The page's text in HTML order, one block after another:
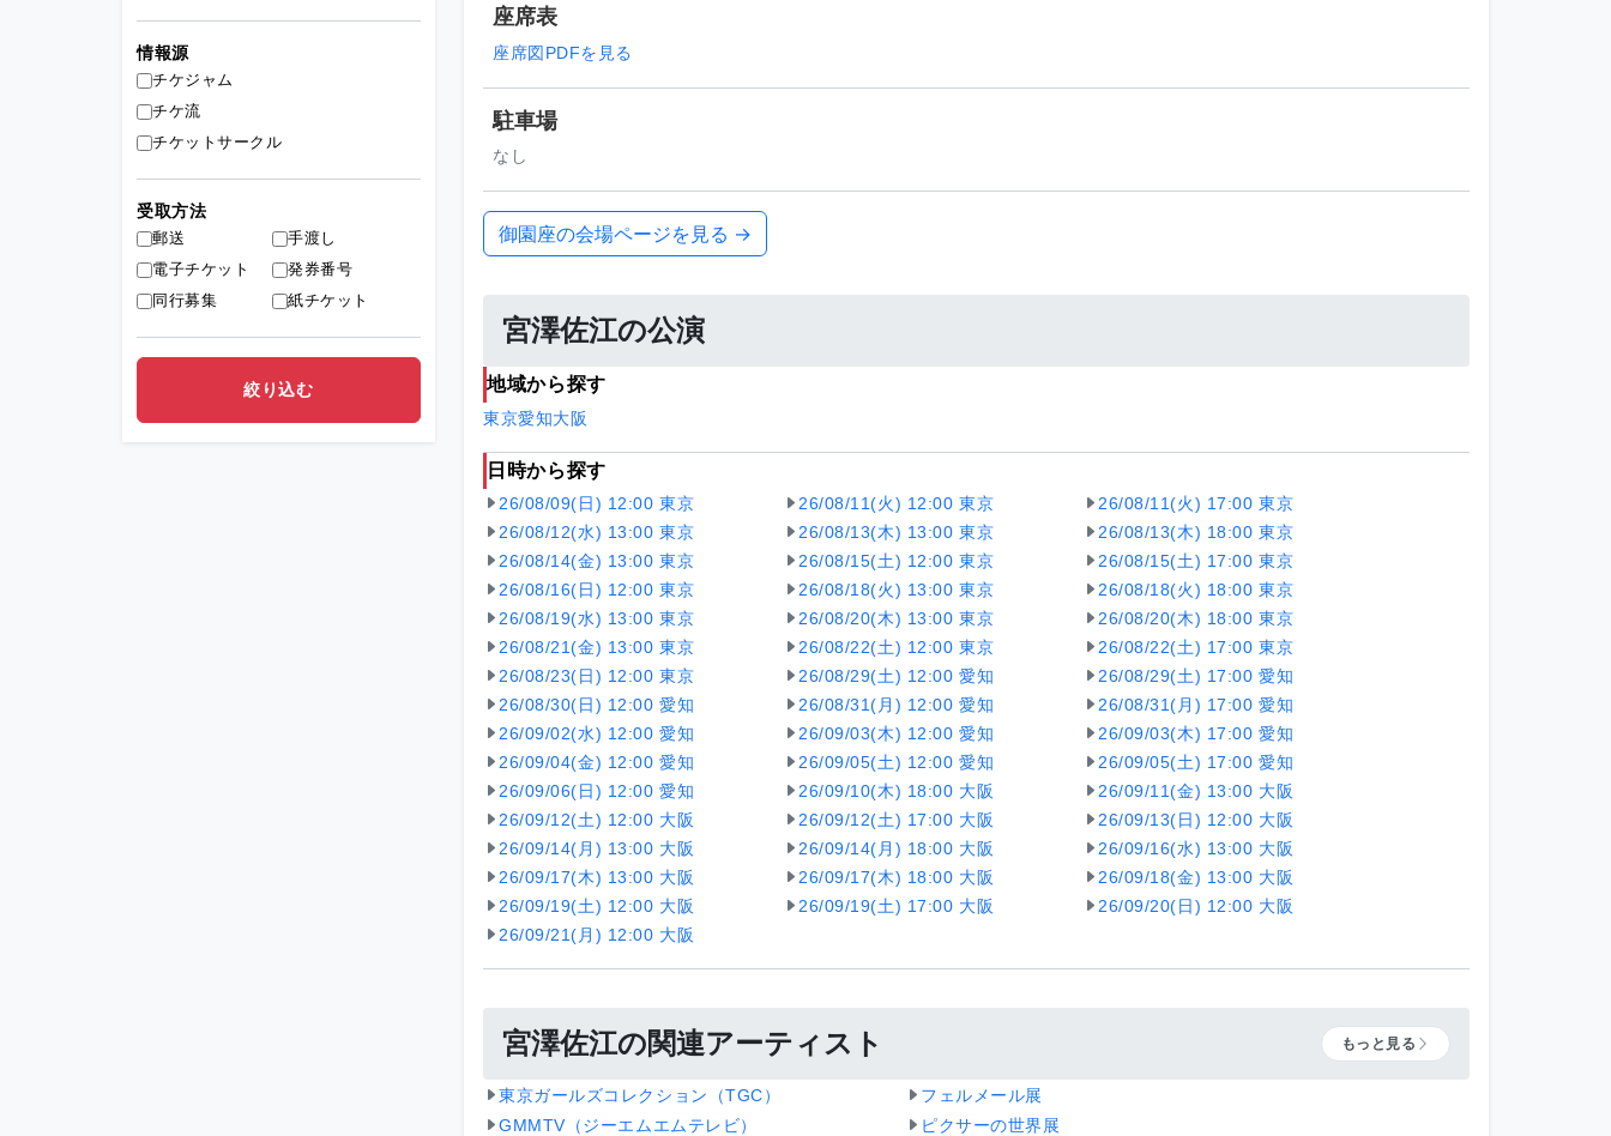
座席表
座席図PDFを見る
駐車場
なし
御園座の会場ページを見る →
宮澤佐江の公演
地域から探す
東京愛知大阪
日時から探す
26/08/09(日) 12:00 東京 26/08/11(火) 12:00 東京
26/08/11(火) 17:00 東京
26/08/12(水) 13:00 東京
26/08/13(木) 13:00 東京
26/08/13(木) 18:00 東京
26/08/14(金) 13:00 東京
26/08/15(土) 12:00 東京
26/08/15(土) 17:00 東京
26/08/16(日) 12:00 東京
26/08/18(火) 13:00 東京
26/08/18(火) 18:00 東京
26/08/19(水) 13:00 東京
26/08/20(木) 13:00 東京
26/08/20(木) 18:00 東京
26/08/21(金) 13:00 東京
26/08/22(土) 12:00 東京
26/08/22(土) 17:00 東京
26/08/23(日) 12:00 東京
26/08/29(土) 12:00 愛知
26/08/29(土) 17:00 愛知
26/08/30(日) 12:00 愛知
26/08/31(月) 12:00 愛知
26/08/31(月) 17:00 愛知
26/09/02(水) 12:00 愛知
26/09/03(木) 12:00 愛知
26/09/03(木) 17:00 愛知
26/09/04(金) 12:00 愛知
26/09/05(土) 12:00 愛知
26/09/05(土) 17:00 愛知
26/09/06(日) 12:00 愛知
26/09/10(木) 18:00 大阪
26/09/11(金) 13:00 大阪
26/09/12(土) 12:00 大阪
26/09/12(土) 17:00 大阪
26/09/13(日) 12:00 大阪
26/09/14(月) 13:00 大阪
26/09/14(月) 18:00 大阪
26/09/16(水) 13:00 大阪
26/09/17(木) 13:00 大阪
26/09/17(木) 18:00 大阪
26/09/18(金) 13:00 大阪
26/09/19(土) 12:00 大阪
26/09/19(土) 17:00 大阪
26/09/20(日) 12:00 大阪
26/09/21(月) 12:00 大阪
宮澤佐江の関連アーティスト もっと見る
東京ガールズコレクション（TGC）
フェルメール展
GMMTV（ジーエムエムテレビ）
ピクサーの世界展
情報源
チケジャム
チケ流
チケットサークル
受取方法
郵送
手渡し
電子チケット
発券番号
同行募集
紙チケット